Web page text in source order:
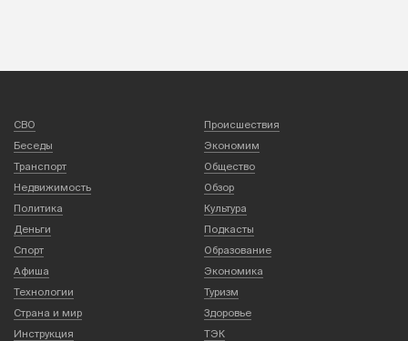
СВО
Происшествия
Беседы
Экономим
Транспорт
Общество
Недвижимость
Обзор
Политика
Культура
Деньги
Подкасты
Спорт
Образование
Афиша
Экономика
Технологии
Туризм
Страна и мир
Здоровье
Инструкция
ТЭК